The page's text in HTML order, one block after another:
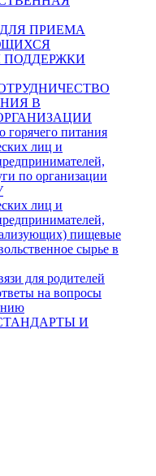
ПРИЕМА
В
питания
лиц и
по организации
лиц и
пищевые
сырье в
для родителей
на вопросы
И